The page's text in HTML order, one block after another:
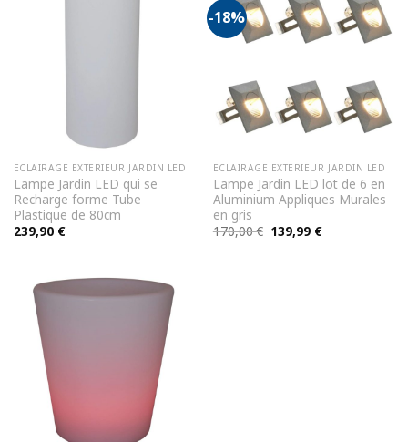
ECLAIRAGE EXTERIEUR JARDIN LED
Lampe Jardin LED qui se
Recharge forme Tube
Plastique de 80cm
239,90 €
-18%
ECLAIRAGE EXTERIEUR JARDIN LED
Lampe Jardin LED lot de 6 en
Aluminium Appliques Murales
en gris
170,00€ Le
prix
139,99 €Le
prix